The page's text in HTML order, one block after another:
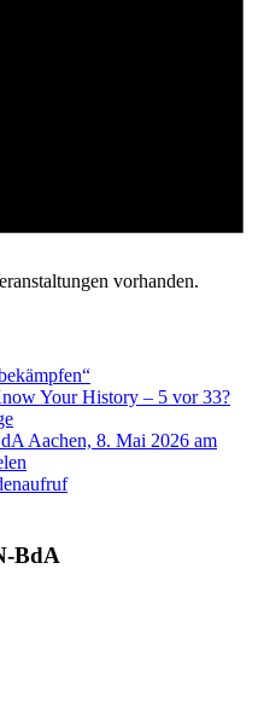
vorhanden.
Your History – 5 vor 33?
Aachen, 8. Mai 2026 am
BdA